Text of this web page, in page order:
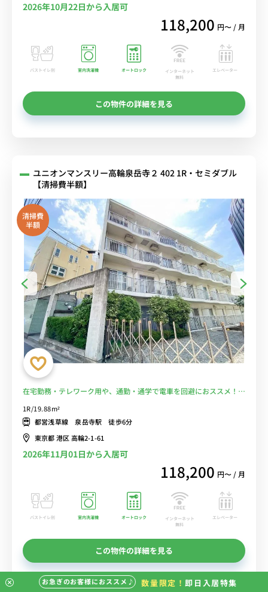
2026年10月22日から入居可
118,200 円〜 / 月
バストイレ別 室内洗濯機 オートロック
インターネット
無料
エレベーター
この物件の詳細を見る
ユニオンマンスリー高輪泉岳寺２ 402 1R・セミダブル
【清掃費半額】
清掃費
半額
在宅勤務・テレワーク用や、通勤・通学で電車を回避におススメ！ス
1R/19.88m²
都営浅草線 泉岳寺駅 徒歩6分
東京都 港区 高輪2-1-61
2026年11月01日から入居可
118,200 円〜 / 月
バストイレ別 室内洗濯機 オートロック
インターネット
無料
エレベーター
この物件の詳細を見る
お急ぎのお客様におススメ♪ 数量限定！ 即日入居特集